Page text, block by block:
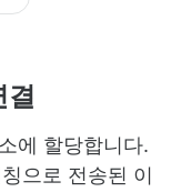
결
에 할당합니다.
으로 전송된 이